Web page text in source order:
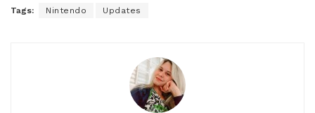
Tags: Nintendo Updates